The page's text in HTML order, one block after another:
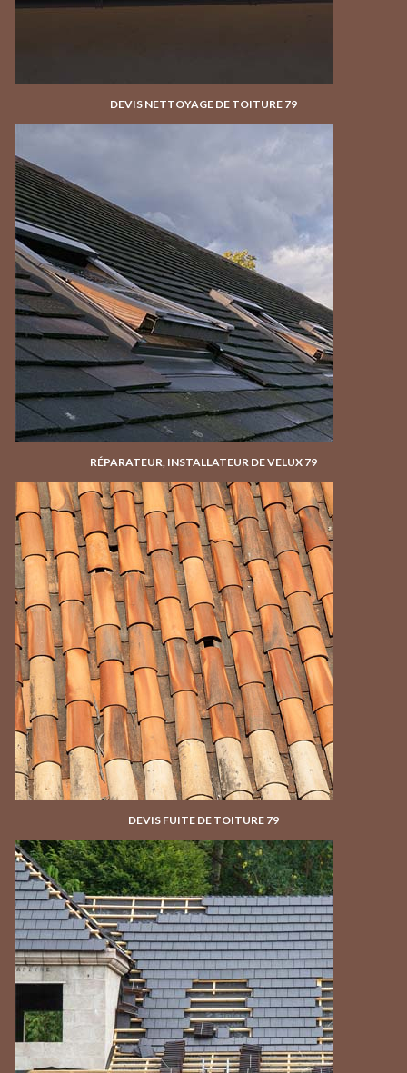
DEVIS NETTOYAGE DE TOITURE 79
RÉPARATEUR, INSTALLATEUR DE VELUX 79
DEVIS FUITE DE TOITURE 79